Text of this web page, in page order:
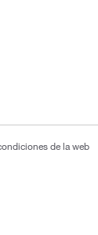
de la web